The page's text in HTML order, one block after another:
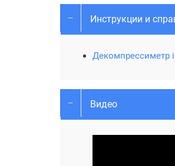
Инструкции и
Декомпрессиметр
Видео